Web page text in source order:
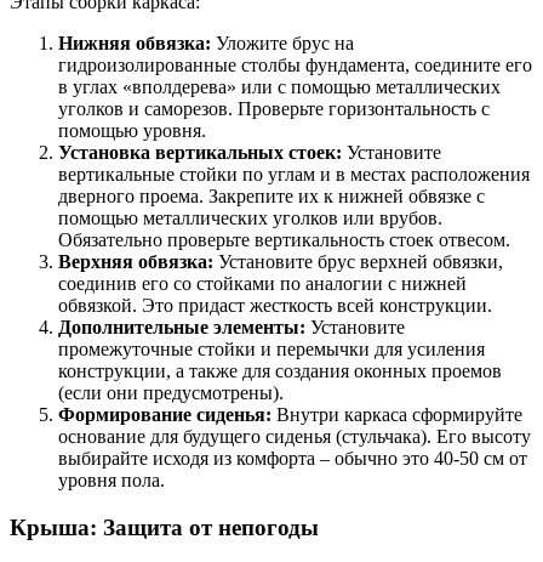
Нижняя обвязка: Уложите брус на
гидроизолированные столбы фундамента, соедините его
в углах «вполдерева» или с помощью металлических
уголков и саморезов. Проверьте горизонтальность с
помощью уровня.
Установка вертикальных стоек: Установите
вертикальные стойки по углам и в местах расположения
дверного проема. Закрепите их к нижней обвязке с
помощью металлических уголков или врубов.
Обязательно проверьте вертикальность стоек отвесом.
Верхняя обвязка: Установите брус верхней обвязки,
соединив его со стойками по аналогии с нижней
обвязкой. Это придаст жесткость всей конструкции.
Дополнительные элементы: Установите
промежуточные стойки и перемычки для усиления
конструкции, а также для создания оконных проемов
(если они предусмотрены).
Формирование сиденья: Внутри каркаса сформируйте
основание для будущего сиденья (стульчака). Его высоту
выбирайте исходя из комфорта – обычно это 40-50 см от
уровня пола.
Крыша: Защита от непогоды